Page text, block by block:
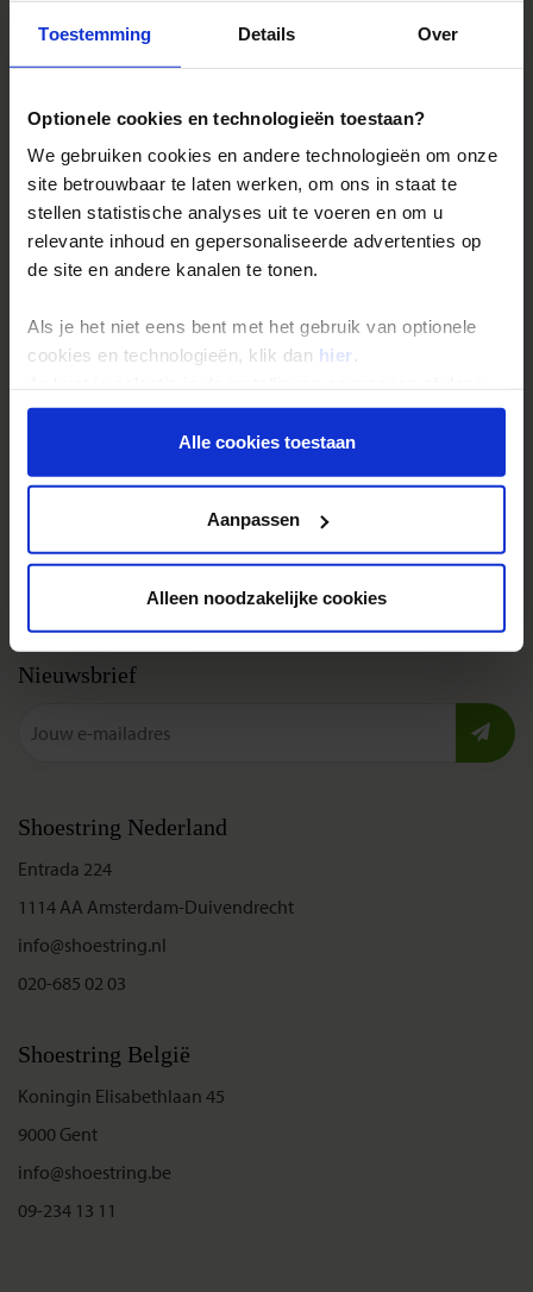
Toestemming Details Over
Optionele cookies en technologieën toestaan?
We gebruiken cookies en andere technologieën om onze
site betrouwbaar te laten werken, om ons in staat te
stellen statistische analyses uit te voeren en om u
relevante inhoud en gepersonaliseerde advertenties op
de site en andere kanalen te tonen.
Als je het niet eens bent met het gebruik van optionele
cookies en technologieën, klik dan hier .
onder aan de pagina op elk gewenst moment voor de
toekomst wijzigen.Alle cookies toestaan
Aanpassen
Alleen noodzakelijke cookies
Veelgestelde vragen
Inloggen op mijn.Shoestring
Reisthema's
Groepsreizen
Single reizen
Festivalreizen
Nieuwe reizen
Over Shoestring
Bel, mail of chat met ons
Privacybeleid
Disclaimer & copyright
Nieuwsbrief
Shoestring Nederland
Entrada 224
1114 AA Amsterdam-Duivendrecht
info@shoestring.nl
020-685 02 03
Shoestring België
Koningin Elisabethlaan 45
9000 Gent
info@shoestring.be
09-234 13 11